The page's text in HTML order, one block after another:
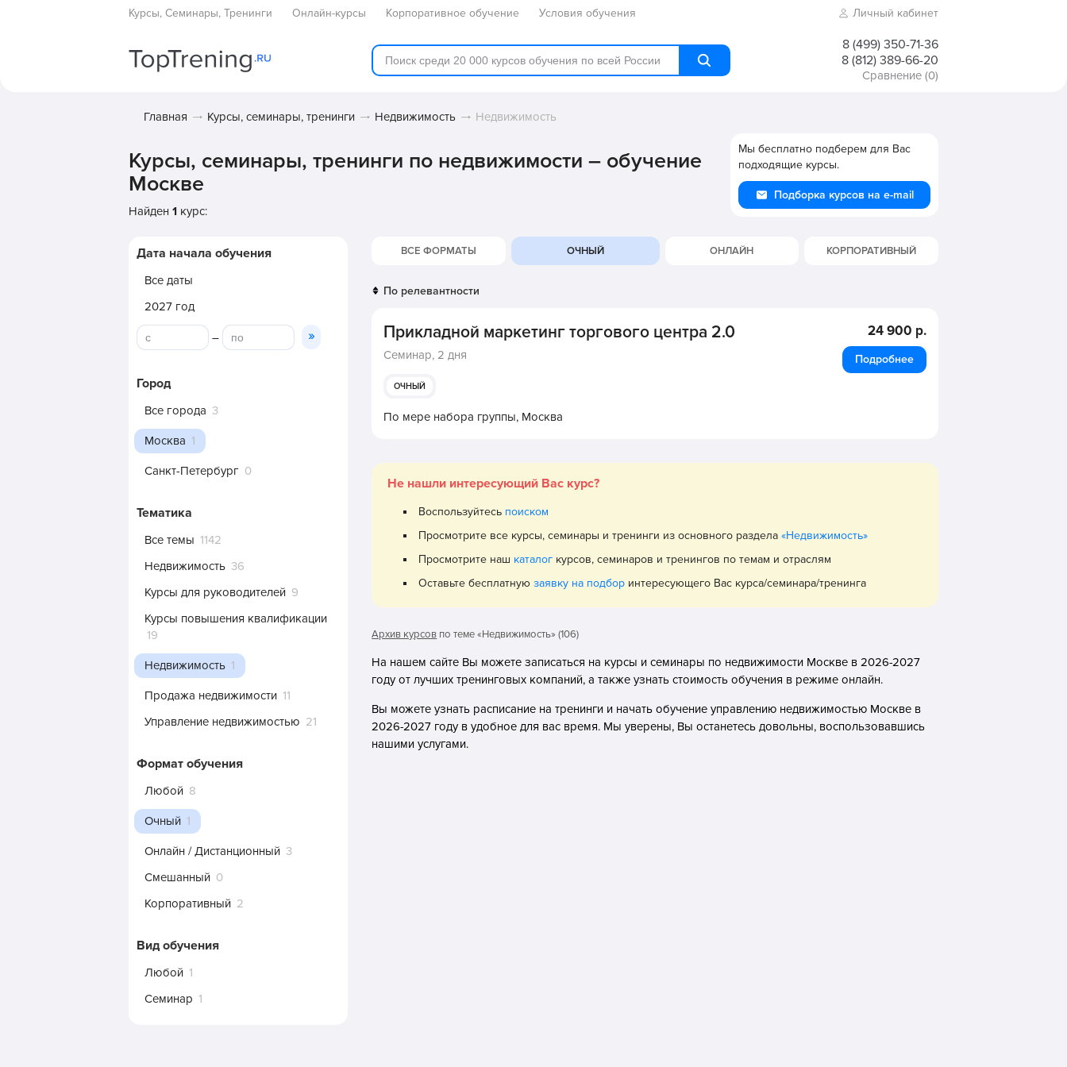
Курсы, Семинары, Тренинги Онлайн-курсы Корпоративное обучение Условия обучения Личный кабинет
8 (499) 350-71-36
8 (812) 389-66-20
Сравнение (0)
Главная Курсы, семинары, тренинги Недвижимость Недвижимость
Мы бесплатно подберем для Вас
подходящие курсы.
Подборка курсов на e-mail
Курсы, семинары, тренинги по недвижимости – обучение
Москве
Найден 1 курс:
Дата начала обучения
Все даты
2027 год
– »
Город
Все города 3
Москва 1
Санкт-Петербург 0
Тематика
Все темы 1142
Недвижимость 36
Курсы для руководителей 9
Курсы повышения квалификации
19
Недвижимость 1
Продажа недвижимости 11
Управление недвижимостью 21
Формат обучения
Любой 8
Очный 1
Онлайн / Дистанционный 3
Смешанный 0
Корпоративный 2
Вид обучения
Любой 1
Семинар 1
ВСЕ ФОРМАТЫ ОЧНЫЙ ОНЛАЙН КОРПОРАТИВНЫЙ
Прикладной маркетинг торгового центра 2.0
Семинар,2 дня
ОЧНЫЙ
По мере набора группы, Москва
24 900 р.
Подробнее
Не нашли интересующий Вас курс?
Воспользуйтесь поиском
Просмотрите все курсы, семинары и тренинги из основного раздела«Недвижимость»
Просмотрите наш каталог курсов, семинаров и тренингов по темам и отраслям
Оставьте бесплатнуюзаявку на подбор интересующего Вас курса/семинара/тренинга
Архив курсов по теме «Недвижимость» (106)
На нашем сайте Вы можете записаться на курсы и семинары по недвижимости Москве в 2026-2027
году от лучших тренинговых компаний, а также узнать стоимость обучения в режиме онлайн.
Вы можете узнать расписание на тренинги и начать обучение управлению недвижимостью Москве в
2026-2027 году в удобное для вас время. Мы уверены, Вы останетесь довольны, воспользовавшись
нашими услугами.